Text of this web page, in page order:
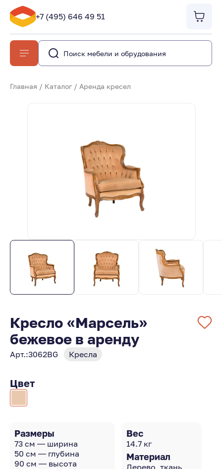
+7 (495) 646 49 51
Главная / Каталог / Аренда кресел
Кресло «Марсель»
бежевое в аренду
Арт.:3062BG Кресла
Цвет
Размеры
73 см — ширина
50 см — глубина
90 см — высота
Вес
14.7 кг
Материал
Дерево, ткань